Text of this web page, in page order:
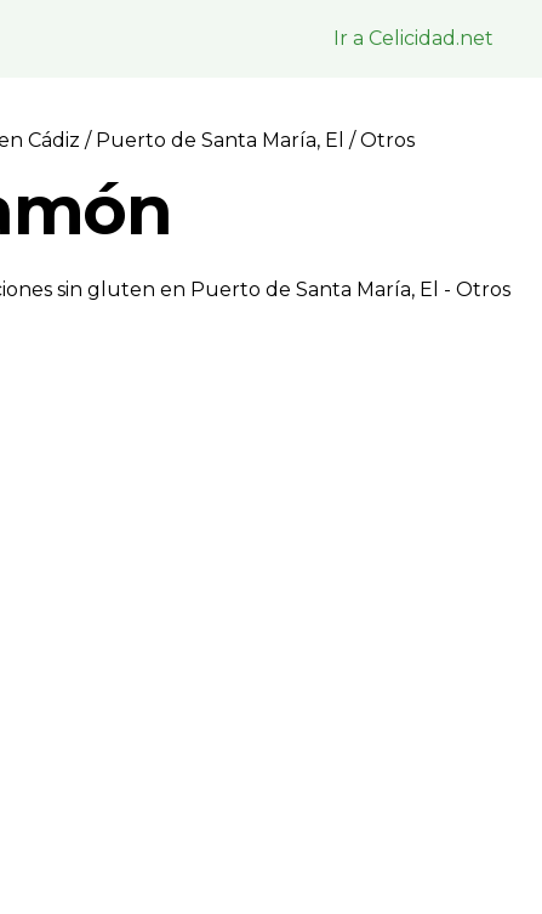
Ir a Celicidad.net
Cádiz/ Puerto de Santa María, El / Otros
sin gluten en Puerto de Santa María, El - Otros